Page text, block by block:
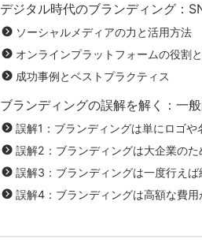
デジタル時代のブランディング：
ソーシャルメディアの力と活用方法
オンラインプラットフォームの役割
成功事例とベストプラクティス
ブランディングの誤解を解く：一
誤解1：ブランディングは単にロゴや
誤解2：ブランディングは大企業のた
誤解3：ブランディングは一度行えば
誤解4：ブランディングは高額な費用